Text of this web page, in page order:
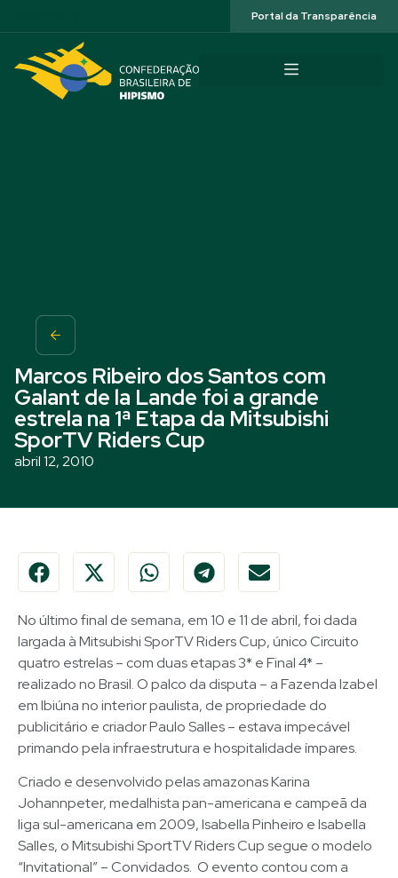
Portal da Transparência
Marcos Ribeiro dos Santos com
Galant de la Lande foi a grande
estrela na 1ª Etapa da Mitsubishi
SporTV Riders Cup
abril 12, 2010
No último final de semana, em 10 e 11 de abril, foi dada
largada à Mitsubishi SporTV Riders Cup, único Circuito
quatro estrelas – com duas etapas 3* e Final 4* –
realizado no Brasil. O palco da disputa – a Fazenda Izabel
em Ibiúna no interior paulista, de propriedade do
publicitário e criador Paulo Salles – estava impecável
primando pela infraestrutura e hospitalidade ímpares.
Criado e desenvolvido pelas amazonas Karina
Johannpeter, medalhista pan-americana e campeã da
liga sul-americana em 2009, Isabella Pinheiro e Isabella
Salles, o Mitsubishi SportTV Riders Cup segue o modelo
“Invitational” – Convidados. O evento contou com a